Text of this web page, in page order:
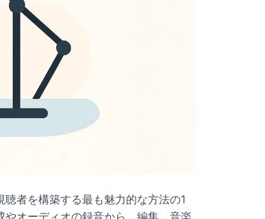
者を構築する最も魅力的な方法の1
オーディオの録音から、編集、音楽